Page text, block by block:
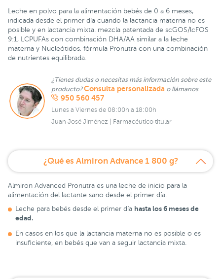
Leche en polvo para la alimentación bebés de 0 a 6 meses,
indicada desde el primer día cuando la lactancia materna no es
posible y en lactancia mixta. mezcla patentada de scGOS/lcFOS
9:1, LCPUFAs con combinación DHA/AA similar a la leche
materna y Nucleótidos, fórmula Pronutra con una combinación
de nutrientes equilibrada.
¿Tienes dudas o necesitas más información sobre este
producto?Consulta personalizada o llámanos
950 560 457
Lunes a Viernes de 08:00h a 18:00h
Juan José Jiménez | Farmacéutico titular
¿Qué es Almiron Advance 1 800 g?
Almiron Advanced Pronutra es una leche de inicio para la
alimentación del lactante sano desde el primer día.
Leche para bebés desde el primer día hasta los 6 meses de
edad.
En casos en los que la lactancia materna no es posible o es
insuficiente, en bebés que van a seguir lactancia mixta.